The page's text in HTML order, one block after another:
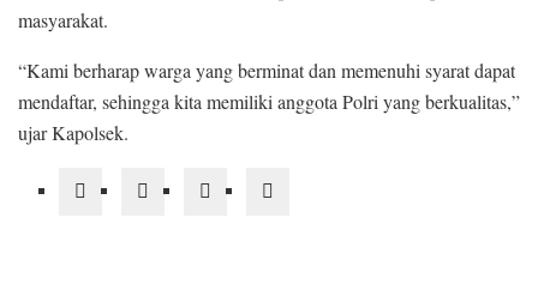
masyarakat.
“Kami berharap warga yang berminat dan memenuhi syarat dapat
mendaftar, sehingga kita memiliki anggota Polri yang berkualitas,”
ujar Kapolsek.